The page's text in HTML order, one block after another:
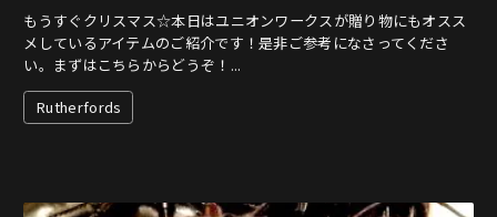
もうすぐクリスマス☆本日はユニオンワークスが贈り物にもオスス
メしているアイテムのご紹介です！是非ご参考になさってくださ
い。まずはこちらからどうぞ！...
Rutherfords